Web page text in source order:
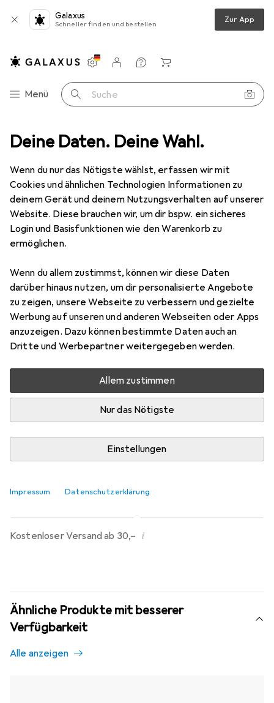
Deine Daten. Deine Wahl.
Wenn du nur das Nötigste wählst, erfassen wir mit
Cookies und ähnlichen Technologien Informationen zu
deinem Gerät und deinem Nutzungsverhalten auf unserer
Website. Diese brauchen wir, um dir bspw. ein sicheres
Login und Basisfunktionen wie den Warenkorb zu
ermöglichen.
Wenn du allem zustimmst, können wir diese Daten
darüber hinaus nutzen, um dir personalisierte Angebote
zu zeigen, unsere Webseite zu verbessern und gezielte
Werbung auf unseren und anderen Webseiten oder Apps
anzuzeigen. Dazu können bestimmte Daten auch an
Dritte und Werbepartner weitergegeben werden.
Allem zustimmen
Nur das Nötigste
Einstellungen
Impressum Datenschutzerklärung
Galaxus
Schneller finden und bestellen Zur App
Navigation nach Kategorien
Menü Suche
Einstellungen
Kundenkonto
Vergleichslisten
Merklisten
Warenkorb
Deckenbeleuchtung Deckenleuchte
3 Bilder
Näve Fumoso
Preis in EUR inkl. MwSt.
EUR
16,45
Bewertungen Marke
Mehr von Näve
Zwischen Sa, 15.8. und Mi, 19.8. geliefert
Mehr als 10 Stück an Lager beim Lieferanten
Benachrichtigen, wenn schneller verfügbar
Lieferort angeben für genaue Lieferzeit
Kostenloser Versand ab 30,– i
Ähnliche Produkte mit besserer
Verfügbarkeit
Alle anzeigen